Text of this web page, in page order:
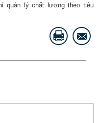
quản lý chất lượng theo tiêu